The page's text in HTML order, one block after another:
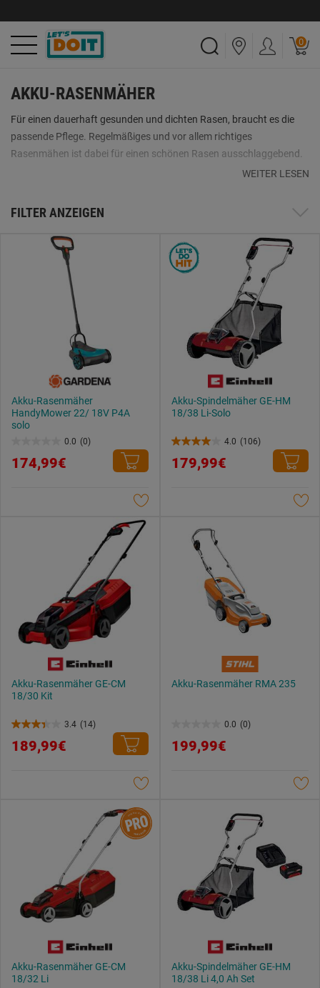
0
AKKU-RASENMÄHER
Für einen dauerhaft gesunden und dichten Rasen, braucht es die
passende Pflege. Regelmäßiges und vor allem richtiges
Rasenmähen ist dabei für einen schönen Rasen ausschlaggebend.
WEITER LESEN
FILTER ANZEIGEN
Akku-Rasenmäher
HandyMower 22/ 18V P4A
solo
0.0 (0)
von
174,99€
Akku-Spindelmäher GE-HM
18/38 Li-Solo
4.0 (106)
4.0
von
Bewertungen
179,99€
Akku-Rasenmäher GE-CM
18/30 Kit
3.4 (14)
3.4
von
189,99€
Akku-Rasenmäher RMA 235
0.0 (0)
von
199,99€
Akku-Rasenmäher GE-CM
18/32 Li
Akku-Spindelmäher GE-HM
18/38 Li 4,0 Ah Set